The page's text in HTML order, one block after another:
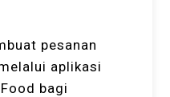
pesanan
aplikasi
bagi